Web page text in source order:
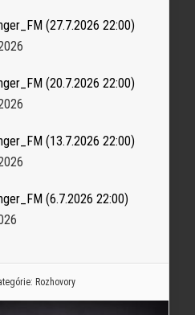
(27.7.2026 22:00)
(20.7.2026 22:00)
(13.7.2026 22:00)
(6.7.2026 22:00)
Rozhovory